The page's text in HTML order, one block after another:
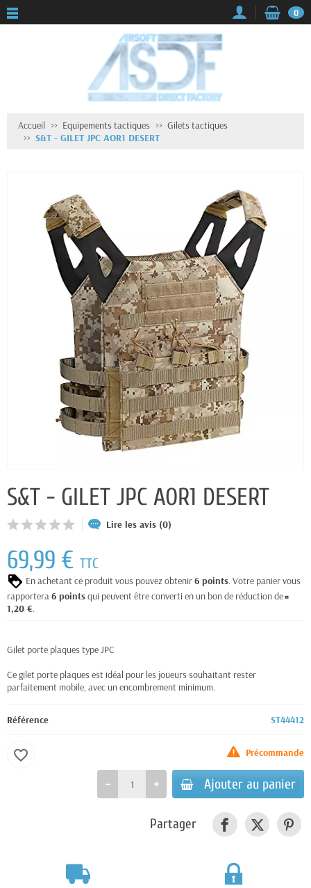
0
Accueil Equipements tactiques
Gilets tactiques
S&T - GILET JPC AOR1 DESERT
S&T - GILET JPC AOR1 DESERT
Lire les avis (0)
69,99 € TTC
En achetant ce produit vous pouvez obtenir6 points. Votre panier vous
rapportera6 pointsqui peuvent être converti en un bon de réduction de
1,20 €.
Gilet porte plaques type JPC
Ce gilet porte plaques est idéal pour les joueurs souhaitant rester
parfaitement mobile, avec un encombrement minimum.
Référence ST44412
Précommande
Ajouter au panier
favorite_border
Partager